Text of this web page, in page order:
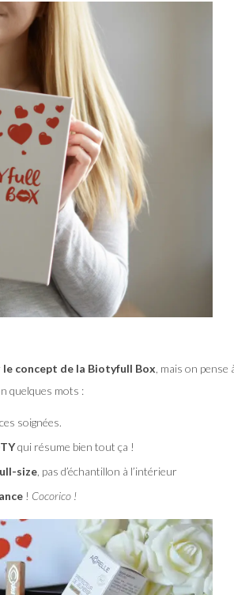
le concept de la Biotyfull Box , mais on pense
quelques mots :
soignées.
qui résume bien tout ça !
size , pas d’échantillon à l’intérieur
! Cocorico !